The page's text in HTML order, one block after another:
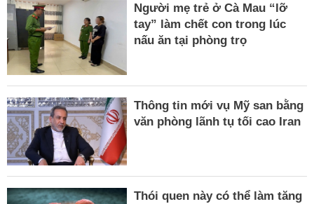
Người mẹ trẻ ở Cà Mau “lỡ
tay” làm chết con trong lúc
nấu ăn tại phòng trọ
Thông tin mới vụ Mỹ san bằng
văn phòng lãnh tụ tối cao Iran
Thói quen này có thể làm tăng